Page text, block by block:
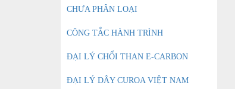
CHƯA PHÂN LOẠI
CÔNG TẮC HÀNH TRÌNH
ĐẠI LÝ CHỔI THAN E-CARBON
ĐẠI LÝ DÂY CUROA VIỆT NAM